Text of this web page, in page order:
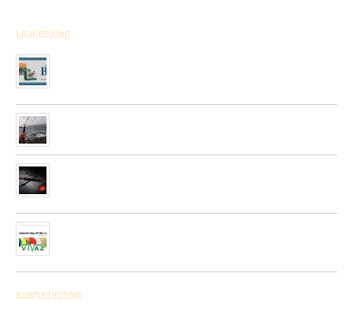
სიახლეები
გამოგვყევით